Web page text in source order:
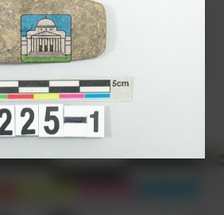
護-僅限於本平台有限度公開瀏覽